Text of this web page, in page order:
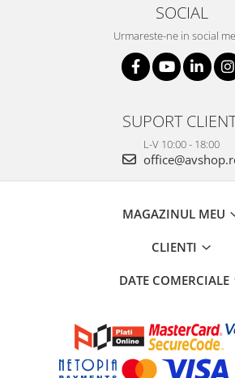
SOCIAL
Urmareste-ne in social
SUPORT
L-V 10:00 - 18:00
MAGAZINUL MEU
CLIENTI
DATE COMERCIALE